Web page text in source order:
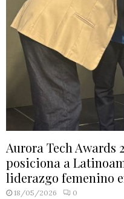
Aurora Tech Awards
posiciona a
liderazgo femenino
18/05/2026 0